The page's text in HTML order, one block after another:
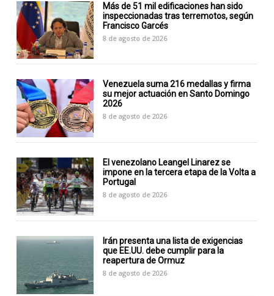
Más de 51 mil edificaciones han sido
inspeccionadas tras terremotos, según
Francisco Garcés
8 de agosto de 2026
Venezuela suma 216 medallas y firma
su mejor actuación en Santo Domingo
2026
8 de agosto de 2026
El venezolano Leangel Linarez se
impone en la tercera etapa de la Volta a
Portugal
8 de agosto de 2026
Irán presenta una lista de exigencias
que EE.UU. debe cumplir para la
reapertura de Ormuz
8 de agosto de 2026